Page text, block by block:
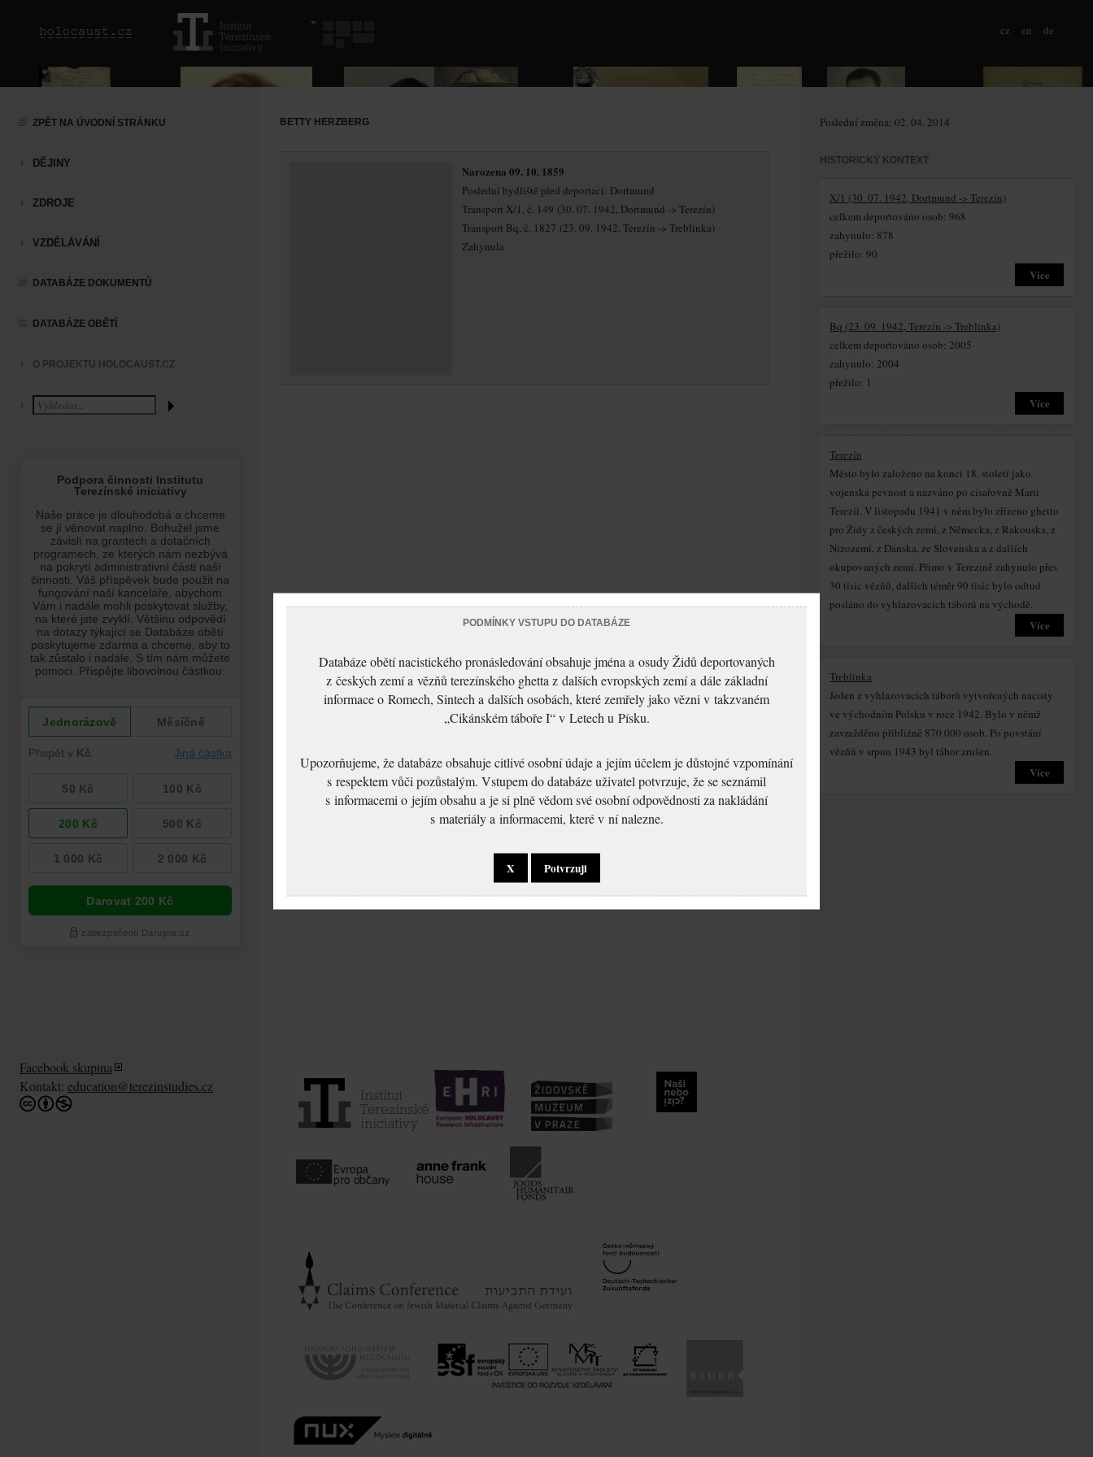
cz en de
ZPĚT NA ÚVODNÍ STRÁNKU
DĚJINY
ZDROJE
VZDĚLÁVÁNÍ
DATABÁZE DOKUMENTŮ
DATABÁZE OBĚTÍ
O PROJEKTU HOLOCAUST.CZ
BETTY HERZBERG
Narozena 09. 10. 1859
Poslední bydliště před deportací: Dortmund
Transport X/1, č. 149 (30. 07. 1942, Dortmund -> Terezín)
Transport Bq, č. 1827 (23. 09. 1942, Terezín -> Treblinka)
Zahynula
Poslední změna: 02. 04. 2014
HISTORICKÝ KONTEXT
X/1 (30. 07. 1942, Dortmund -> Terezín)
celkem deportováno osob: 968
zahynulo: 878
přežilo: 90
Více
Bq (23. 09. 1942, Terezín -> Treblinka)
celkem deportováno osob: 2005
zahynulo: 2004
přežilo: 1
Více
Terezín
Město bylo založeno na konci 18. století jako
vojenská pevnost a nazváno po císařovně Marii
Terezii. V listopadu 1941 v něm bylo zřízeno ghetto
pro Židy z českých zemí, z Německa, z Rakouska, z
Nizozemí, z Dánska, ze Slovenska a z dalších
okupovaných zemí. Přímo v Terezíně zahynulo přes
30 tisíc vězňů, dalších téměr 90 tisíc bylo odtud
posláno do vyhlazovacích táborů na východě.
Více
Treblinka
Jeden z vyhlazovacích táborů vytvořených nacisty
ve východním Polsku v roce 1942. Bylo v němž
zavražděno přibližně 870 000 osob. Po povstání
vězňů v srpnu 1943 byl tábor zrušen.
Více
Facebook skupina
Kontakt: education@terezinstudies.cz
PODMÍNKY VSTUPU DO DATABÁZE
Databáze obětí nacistického pronásledování obsahuje jména a osudy Židů deportovaných
z českých zemí a vězňů terezínského ghetta z dalších evropských zemí a dále základní
informace o Romech, Sintech a dalších osobách, které zemřely jako vězni v takzvaném
„Cikánském táboře I“ v Letech u Písku.
Upozorňujeme, že databáze obsahuje citlivé osobní údaje a jejím účelem je důstojné vzpomínání
s respektem vůči pozůstalým. Vstupem do databáze uživatel potvrzuje, že se seznámil
s informacemi o jejím obsahu a je si plně vědom své osobní odpovědnosti za nakládání
s materiály a informacemi, které v ní nalezne.
X Potvrzuji